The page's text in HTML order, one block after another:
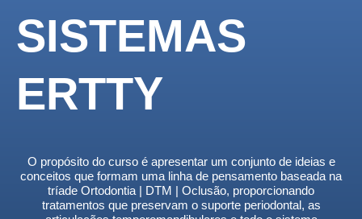
SISTEMAS
ERTTY
O propósito do curso é apresentar um conjunto de ideias e
conceitos que formam uma linha de pensamento baseada na
tríade Ortodontia | DTM | Oclusão, proporcionando
tratamentos que preservam o suporte periodontal, as